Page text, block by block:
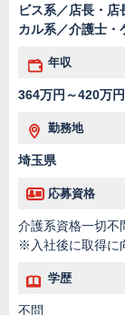
ビス系／店長・
カル系／介護士・
年収
364万円～420万円
勤務地
埼玉県
応募資格
介護系資格一切不
※入社後に取得に
学歴
不問